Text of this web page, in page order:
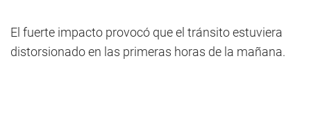
El fuerte impacto provocó que el tránsito estuviera
distorsionado en las primeras horas de la mañana.